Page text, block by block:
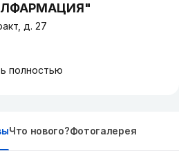
д. 27
полностью
Что нового?Фотогалерея